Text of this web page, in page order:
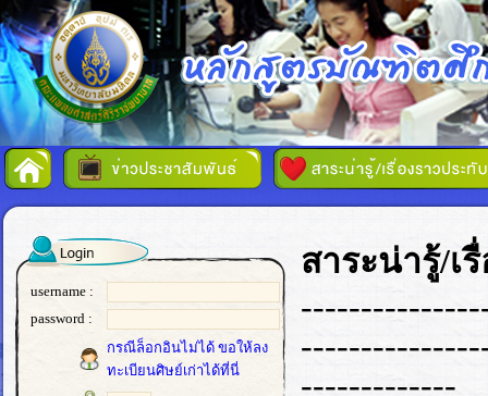
username :
password :
กรณีล็อกอินไม่ได้ ขอให้ลง
ทะเบียนศิษย์เก่าได้ที่นี่
สาระน่ารู้/เ
-------------